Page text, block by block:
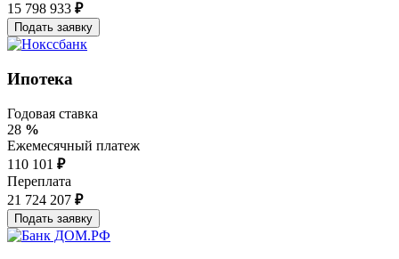
15 798 933 ₽
Ипотека
Годовая ставка
28 %
Ежемесячный платеж
110 101 ₽
Переплата
21 724 207 ₽